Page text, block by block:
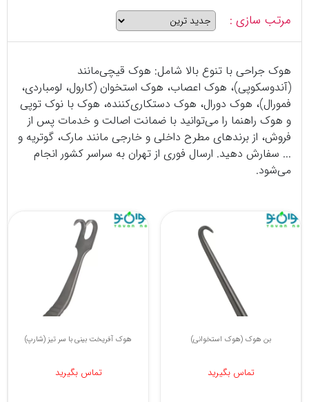
مرتب سازی :
هوک جراحی با تنوع بالا شامل: هوک قیچی‌مانند
(آندوسکوپی)، هوک اعصاب، هوک استخوان (کارول، لومباردی،
فمورال)، هوک دورال، هوک دستکاری‌کننده، هوک با نوک توپی
و هوک راهنما را می‌توانید با ضمانت اصالت و خدمات پس از
فروش، از برندهای مطرح داخلی و خارجی مانند مارک، گوتریه و
... سفارش دهید. ارسال فوری از تهران به سراسر کشور انجام
می‌شود.
بن هوک (هوک استخوانی)
تماس بگیرید
هوک آفریخت بینی با سر تیز (شارپ)
تماس بگیرید